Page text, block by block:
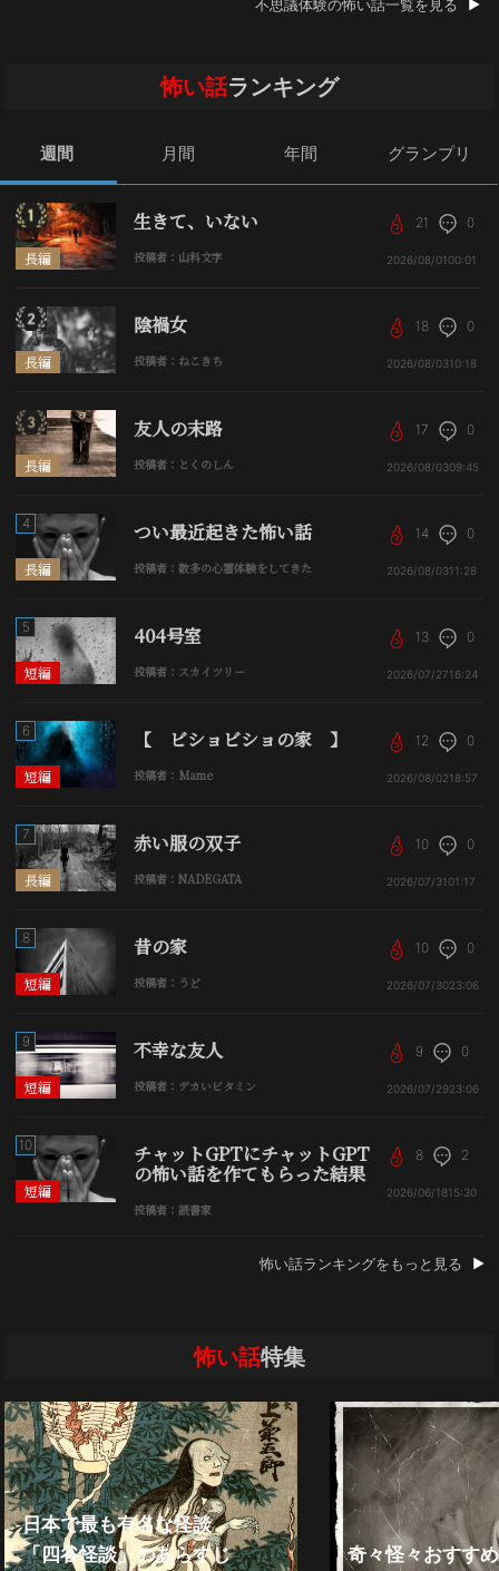
不思議体験の怖い話一覧を見る
怖い話ランキング
週間 月間 年間 グランプリ
長編
生きて、いない
投稿者：山科文字
21 0
2026/08/01 00:01
長編
陰禍女
投稿者：ねこきち
18 0
2026/08/0310:18
長編
友人の末路
投稿者：とくのしん
17 0
2026/08/0309:45
長編
4 つい最近起きた怖い話
投稿者：数多の心霊体験をしてきた
14 0
2026/08/0311:28
短編
5 404号室
投稿者：スカイツリー
13 0
2026/07/2716:24
短編
6 【 ビショビショの家 】
投稿者：Mame
12 0
2026/08/0218:57
長編
7 赤い服の双子
投稿者：NADEGATA
10 0
2026/07/31 01:17
短編
8 昔の家
投稿者：うど
10 0
2026/07/3023:06
短編
9 不幸な友人
投稿者：デカいビタミン
9 0
2026/07/2923:06
短編
10 チャットGPTにチャットGPT
の怖い話を作てもらった結果
投稿者：読書家
8 2
2026/06/1815:30
怖い話ランキングをもっと見る
怖い話特集
日本で最も有名な怪談
「四谷怪談」のあらすじ
奇々怪々おすす